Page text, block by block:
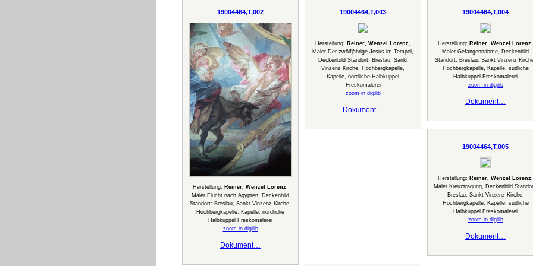
19004464,T,002
Herstellung: Reiner, Wenzel Lorenz,
Maler Flucht nach Ägypten, Deckenbild
Standort: Breslau, Sankt Vinzenz Kirche,
Hochbergkapelle, Kapelle, nördliche
Halbkuppel Freskomalerei
zoom in digilib
Dokument…
19004464,T,003
Herstellung: Reiner, Wenzel Lorenz,
Maler Der zwölfjährige Jesus im Tempel,
Deckenbild Standort: Breslau, Sankt
Vinzenz Kirche, Hochbergkapelle,
Kapelle, nördliche Halbkuppel
Freskomalerei
zoom in digilib
Dokument…
19004464,T,004
Herstellung: Reiner, Wenzel Lorenz,
Maler Gefangennahme, Deckenbild
Standort: Breslau, Sankt Vinzenz
Hochbergkapelle, Kapelle, südliche
Halbkuppel Freskomalerei
zoom in digilib
Dokument…
19004464,T,005
Herstellung: Reiner, Wenzel Lorenz,
Maler Kreuztragung, Deckenbild
Breslau, Sankt Vinzenz Kirche,
Hochbergkapelle, Kapelle, südliche
Halbkuppel Freskomalerei
zoom in digilib
Dokument…